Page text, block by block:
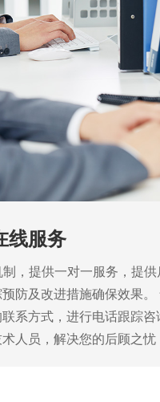
线服务
制，提供一对一服务，提供
防及改进措施确保效果。
系方式，进行电话跟踪咨
人员，解决您的后顾之忧